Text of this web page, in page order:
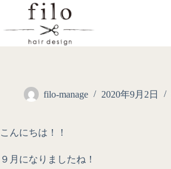
filo-manage 2020年9月2日
こんにちは！！
９月になりましたね！